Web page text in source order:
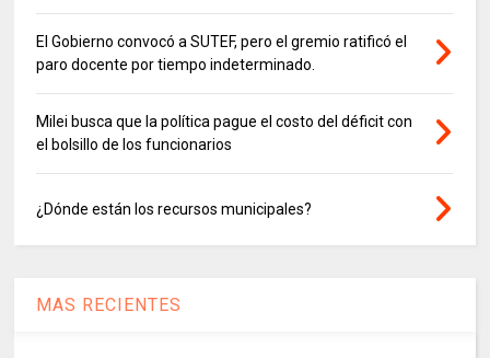
El Gobierno convocó a SUTEF, pero el gremio ratificó el
paro docente por tiempo indeterminado.
Milei busca que la política pague el costo del déficit con
el bolsillo de los funcionarios
¿Dónde están los recursos municipales?
MAS RECIENTES